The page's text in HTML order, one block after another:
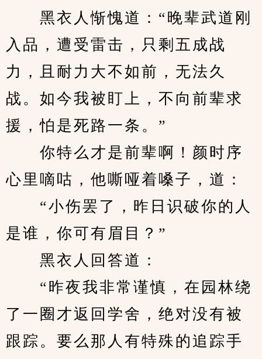
黑衣人惭愧道：“晚辈武道刚
入品，遭受雷击，只剩五成战
力，且耐力大不如前，无法久
战。如今我被盯上，不向前辈求
援，怕是死路一条。”
你特么才是前辈啊！颜时序
心里嘀咕，他嘶哑着嗓子，道：
“小伤罢了，昨日识破你的人
是谁，你可有眉目？”
黑衣人回答道：
“昨夜我非常谨慎，在园林绕
了一圈才返回学舍，绝对没有被
跟踪。要么那人有特殊的追踪手